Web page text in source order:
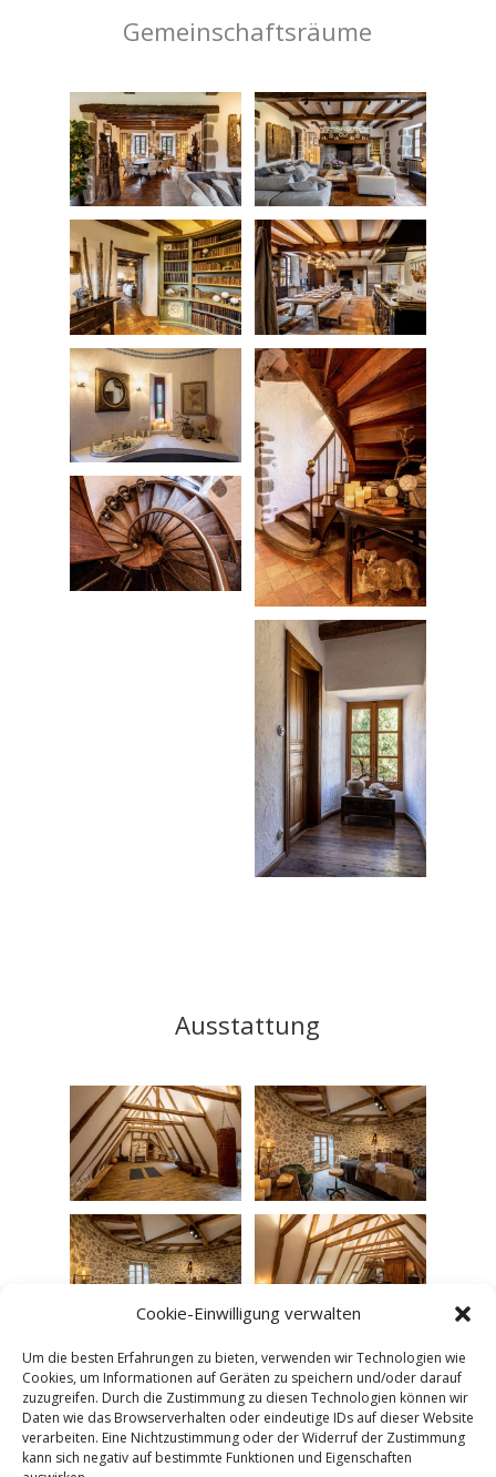
Cookie-Einwilligung verwalten
Um die besten Erfahrungen zu bieten, verwenden wir Technologien wie
Cookies, um Informationen auf Geräten zu speichern und/oder darauf
zuzugreifen. Durch die Zustimmung zu diesen Technologien können wir
Daten wie das Browserverhalten oder eindeutige IDs auf dieser Website
verarbeiten. Eine Nichtzustimmung oder der Widerruf der Zustimmung
kann sich negativ auf bestimmte Funktionen und Eigenschaften
Gemeinschaftsräume
Ausstattung
Unser Schloss Geschichte Zimmer Ausstattung